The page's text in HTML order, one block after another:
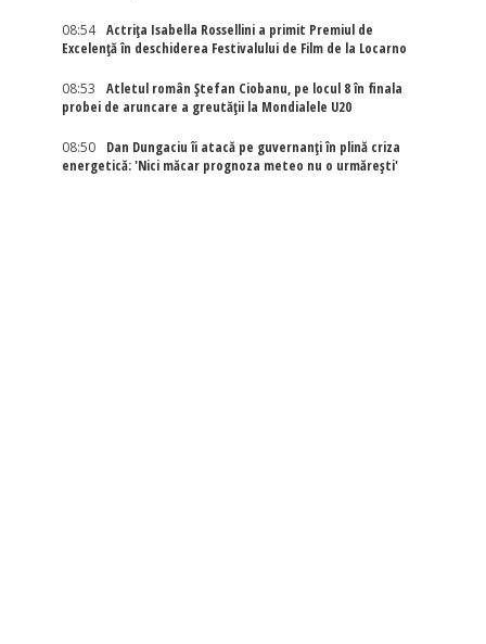
08:54
Actriţa Isabella Rossellini a primit Premiul de
Excelenţă în deschiderea Festivalului de Film de la Locarno
08:53
Atletul român Ștefan Ciobanu, pe locul 8 în finala
probei de aruncare a greutății la Mondialele U20
08:50
Dan Dungaciu îi atacă pe guvernanți în plină criza
energetică: 'Nici măcar prognoza meteo nu o urmărești'